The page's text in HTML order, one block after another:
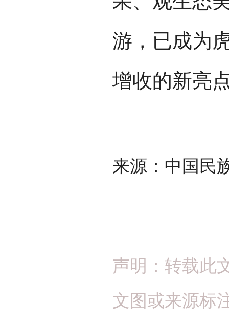
游，已成为
增收的新亮
来源：中国民
声明：转载此
文图或来源标